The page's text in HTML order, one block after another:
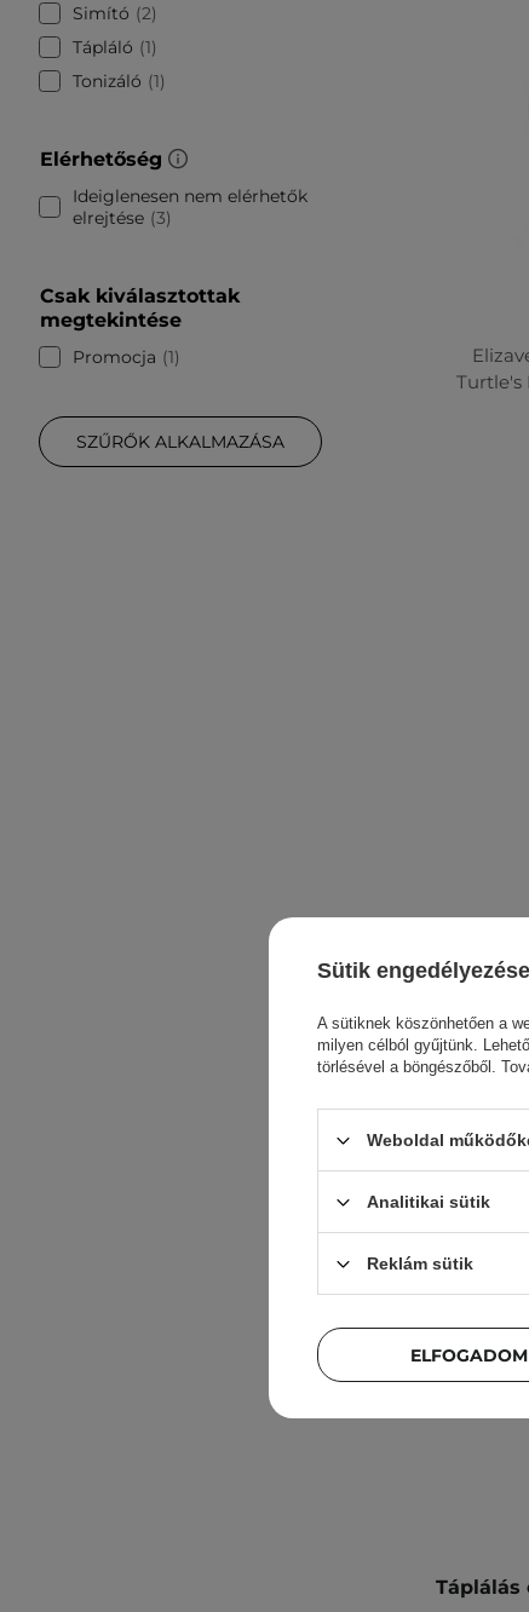
Simító
2
Tápláló
1
Tonizáló
1
Elérhetőség
Ideiglenesen nem elérhetők
elrejtése 3
Csak kiválasztottak
megtekintése
Promocja 1
SZŰRŐK ALKALMAZÁSA
Turtle's
Táplálás
Sütik engedélyezése
A sütiknek köszönhetően a
milyen célból gyűjtünk.
törlésével a böngészőből.
Weboldal
Analitikai sütik
Reklám sütik